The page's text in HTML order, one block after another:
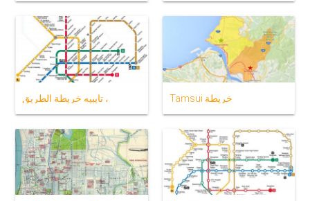
تايبيه خريطة الطريق ، Tamsui خريطة